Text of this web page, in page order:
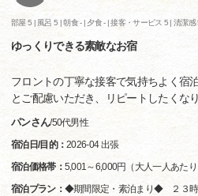
部屋 5 | 風呂 5 |朝食 - | 夕食 - |接客・サービス 5 |清潔感
ゆっくりできる素敵なお宿
フロントの丁寧な接客で気持ちよく宿
とご配慮いただき、リピートしたくな
パンさん/50代男性
宿泊日/目的：2026-04 出張
宿泊価格帯： 5,001～6,000円（大人一人あたり
宿泊プラン： ◆期間限定・素泊まり◆ ２３時